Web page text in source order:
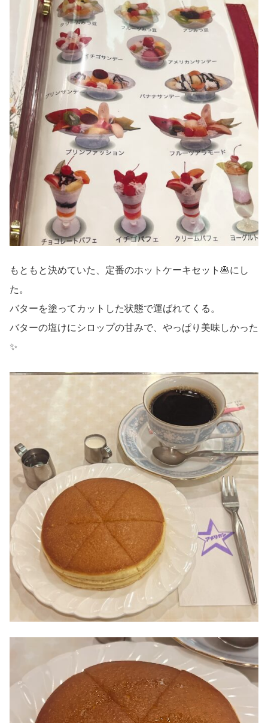
もともと決めていた、定番のホットケーキセット🥞にし
た。
バターを塗ってカットした状態で運ばれてくる。
バターの塩けにシロップの甘みで、やっぱり美味しかった
✨
プ